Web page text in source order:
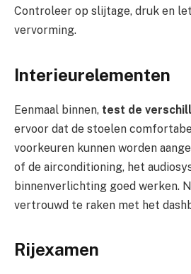
Controleer op slijtage, druk en
vervorming.
Interieurelementen
Eenmaal binnen, test de
ervoor dat de stoelen
voorkeuren kunnen worden
of de airconditioning, het
binnenverlichting goed werken.
vertrouwd te raken met het
Rijexamen